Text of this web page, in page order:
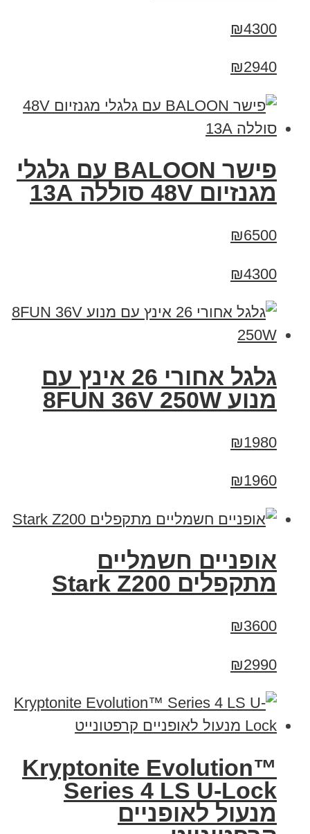
₪4300
₪2940
פישר BALOON עם גלגלי
מגנזיום 48V סוללה 13A
₪6500
₪4300
גלגל אחורי 26 אינץ עם
מנוע 8FUN 36V 250W
₪1980
₪1960
‏אופניים חשמליים
‏מתקפלים Stark Z200
₪3600
₪2990
Kryptonite Evolution™
Series 4 LS U-Lock
מנעול לאופניים